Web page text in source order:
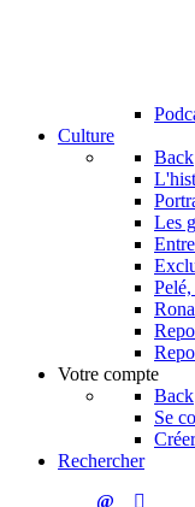
Culture
Back
Les
Pelé,
Votre compte
Back
Se
Rechercher